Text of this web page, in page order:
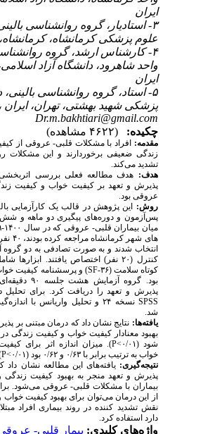
ایران
۳- استادیار، گروه روانشناسی
علوم پزشکی کرمانشاه، کرمانشاه،
۴- کارشناس ارشد، گروه روانشناسی
واحد شاهرود، دانشگاه آزاد
ایران
۵- استاد، گروه روانشناسی بالینی،
پزشکی شهید بهشتی، تهران، ایران ،
Dr.m.bakhtiari@gmail.com
چکیده:
مقدمه:افراد با مشکلات قلبی- عروقی از
زندگی ضعیفی برخوردارند و این مشکلات روند
تشدید می­‌کند.
هدف:هدف مطالعه فعلی بررسی اثربخشی
پذیرش و تعهد بر کیفیت خواب و کیفیت­
عروقی بود.
روش:این پژوهش در قالب یک کارآزمایی
پس‌­آزمون و دوره­‌های پیگیری دو ماهه و شش
های شهر
کنترل (۲۰ نفر) اختصاص یافتند. ابزارها
کوتاه سلامت (SF-۳۶) و پرسشنامه­ کیفیت خواب
بود. گروه آزمایش هشت
پذیرش و تعهد را دریافت کرد. برای تحلیل
SPSS
نسخه ۲۴ و تحلیل واریانس با
شد.
یافته­‌ها:نتایج نشان داد که درمان مبتنی بر
بهبود معنادار کیفیت خواب و کیفیت زندگی در
شود (۰/۰۱>
P). میزان اندازه اثر برای
خواب به ترتیب برابر با ۰/۶۳ و ۰/۶۲ بود (۰/۰۱>
P
).
نتیجه­‌گیری:یافته­‌های این مطالعه نشان داد که
پذیرش و تعهد منجر به بهبود کیفیت زندگی و
بیماران با مشکلات قلبی- عروقی می­‌شود.
از این درمان می­‌توان برای بهبود کیفیت خواب و
نقش تشدید کننده در روند بیماری افراد
دارد استفاده کرد.
واژه‌های کلیدی:بیمار قلبی- عروقی